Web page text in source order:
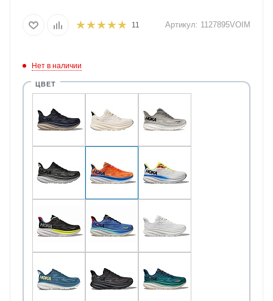
11 Артикул: 1127895VOIM
Нет в наличии